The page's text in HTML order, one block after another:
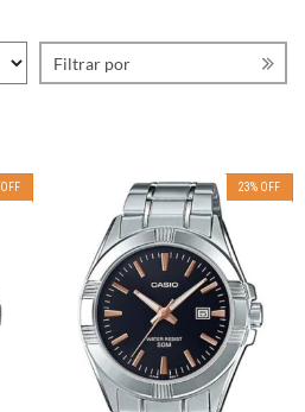
Filtrar por
OFF 23% OFF